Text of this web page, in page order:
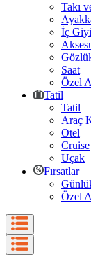
Takı
İç
Saat
Özel
Tatil
Tatil
Araç
Otel
Cruise
Uçak
Fırsatlar
Özel